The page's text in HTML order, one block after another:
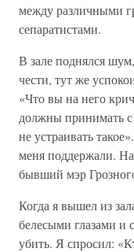
между различными
сепаратистами.
В зале поднялся
чести, тут же
«Что вы на него
должны принимать
не устраивать
меня поддержали.
бывший мэр
Когда я вышел из
белесыми глазами и
убить. Я спросил: